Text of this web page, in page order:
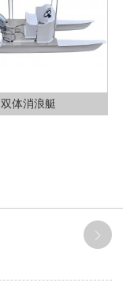
双体消浪艇